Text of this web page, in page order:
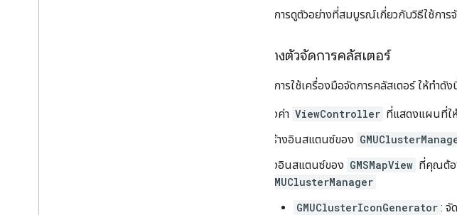
หากต้องการดูตัวอย่างที่สมบูรณ์เกี่ยวกับวิธีใช้กา
การสร้างตัวจัดการคลัสเตอร์
หากต้องการใช้เครื่องมือจัดการคลัสเตอร์ ให้ทำดัง
ตั้งค่า ViewController ที่แสดงแผนที่ใ
สร้างอินสแตนซ์ของ
ส่งอินสแตนซ์ของ GMSMapView ที่คุณต้อ
GMUClusterManager
GMUClusterIconGenerator : จั